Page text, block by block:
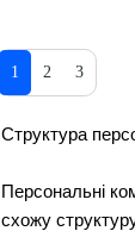
1 2 3
Структура
Персональні
схожу